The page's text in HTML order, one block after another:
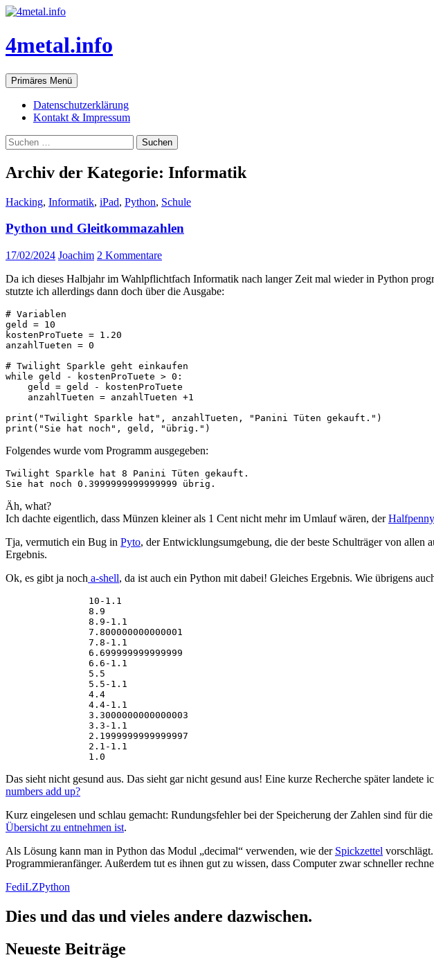
Zum
springen
4metal.info
Suchen
Primäres Menü
Datenschutzerklärung
Kontakt & Impressum
Suchen
nach:
Archiv der Kategorie: Informatik
Hacking, Informatik, iPad, Python, Schule
Python und Gleitkommazahlen
17/02/2024 Joachim 2 Kommentare
Da ich dieses Halbjahr im Wahlpflichtfach Informatik nach langer Zeit mal wieder in Python
stutzte ich allerdings dann doch über die Ausgabe:
# Variablen
geld = 10
kostenProTuete = 1.20
anzahlTueten = 0
# Twilight Sparkle geht einkaufen
while geld - kostenProTuete > 0:
print("Twilight Sparkle hat", anzahlTueten, "Panini Tüten gekauft.")
print("Sie hat noch", geld, "übrig.")
Folgendes wurde vom Programm ausgegeben:
Twilight Sparkle hat 8 Panini Tüten gekauft.
Sie hat noch 0.3999999999999999 übrig.
Äh, what?
Ich dachte eigentlich, dass Münzen kleiner als 1 Cent nicht mehr im Umlauf wären, derHalfpenny
Tja, vermutich ein Bug in Pyto, der Entwicklungsumgebung, die der beste Schulträger von allen
Ergebnis.
Ok, es gibt ja noch a-shell, da ist auch ein Python mit dabei! Gleiches Ergebnis. Wie übrigens
10-1.1
8.9
8.9-1.1
7.800000000000001
7.8-1.1
6.699999999999999
6.6-1.1
5.5
5.5-1.1
4.4
4.4-1.1
3.3000000000000003
3.3-1.1
2.1999999999999997
2.1-1.1
1.0
Das sieht nicht gesund aus. Das sieht gar nicht gesund aus! Eine kurze Recherche später landete
numbers add up?
Kurz eingelesen und schlau gemacht: Rundungsfehler bei der Speicherung der Zahlen sind für
Übersicht zu entnehmen ist.
Als Lösung kann man in Python das Modul „decimal“ verwenden, wie der Spickzettel
Programmieranfänger. Außerdem tut es ihnen gut zu wissen, dass Computer zwar schneller
FediLZPython
Dies und das und vieles andere dazwischen.
Neueste Beiträge